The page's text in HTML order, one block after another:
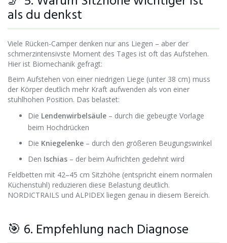
als du denkst
Viele Rücken-Camper denken nur ans Liegen – aber der
schmerzintensivste Moment des Tages ist oft das Aufstehen.
Hier ist Biomechanik gefragt:
Beim Aufstehen von einer niedrigen Liege (unter 38 cm) muss
der Körper deutlich mehr Kraft aufwenden als von einer
stuhlhohen Position. Das belastet:
Die Lendenwirbelsäule – durch die gebeugte Vorlage
beim Hochdrücken
Die Kniegelenke – durch den größeren Beugungswinkel
Den Ischias – der beim Aufrichten gedehnt wird
Feldbetten mit 42–45 cm Sitzhöhe (entspricht einem normalen
Küchenstuhl) reduzieren diese Belastung deutlich.
NORDICTRAILS und ALPIDEX liegen genau in diesem Bereich.
🎯 6. Empfehlung nach Diagnose